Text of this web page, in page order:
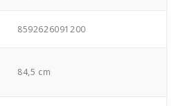
8592626091200
84,5 cm